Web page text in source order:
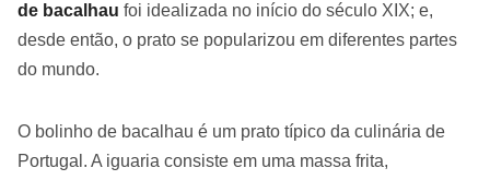
de bacalhau foi idealizada no início do século XIX; e,
desde então, o prato se popularizou em diferentes partes
do mundo.
O bolinho de bacalhau é um prato típico da culinária de
Portugal. A iguaria consiste em uma massa frita,